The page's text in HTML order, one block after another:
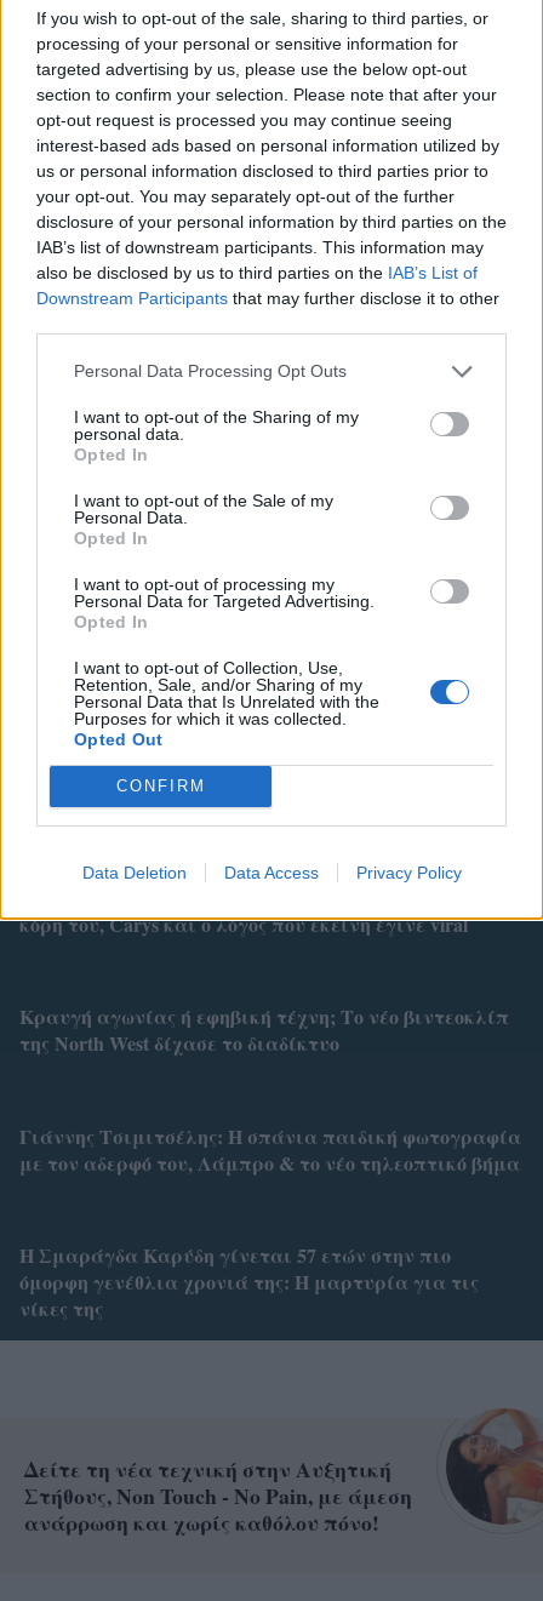
If you wish to opt-out of the sale, sharing to third parties, or
processing of your personal or sensitive information for
targeted advertising by us, please use the below opt-out
section to confirm your selection. Please note that after your
opt-out request is processed you may continue seeing
interest-based ads based on personal information utilized by
us or personal information disclosed to third parties prior to
your opt-out. You may separately opt-out of the further
disclosure of your personal information by third parties on the
IAB’s list of downstream participants. This information may
also be disclosed by us to third parties on the IAB’s List of
Downstream Participants that may further disclose it to other
Personal Data Processing Opt Outs
I want to opt-out of the Sharing of my
personal data.
Opted In
I want to opt-out of the Sale of my
Personal Data.
Opted In
I want to opt-out of processing my
Personal Data for Targeted Advertising.
Opted In
I want to opt-out of Collection, Use,
Retention, Sale, and/or Sharing of my
Personal Data that Is Unrelated with the
Purposes for which it was collected.
Opted Out
CONFIRM
Data Deletion Data Access Privacy Policy
01 16
KELLAN LUTZ
Related
κόρη του, Carys και ο λόγος που εκείνη έγινε viral
Κραυγή αγωνίας ή εφηβική τέχνη; Το νέο βιντεοκλίπ
της North West δίχασε το διαδίκτυο
Γιάννης Τσιμιτσέλης: Η σπάνια παιδική φωτογραφία
με τον αδερφό του, Λάμπρο & το νέο τηλεοπτικό βήμα
Η Σμαράγδα Καρύδη γίνεται 57 ετών στην πιο
όμορφη γενέθλια χρονιά της: Η μαρτυρία για τις
νίκες της
Δείτε τη νέα τεχνική στην Αυξητική
Στήθους, Non Touch - No Pain, με άμεση
ανάρρωση και χωρίς καθόλου πόνο!